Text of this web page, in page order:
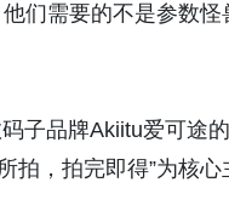
们需要的不是参数
子品牌Akiitu爱可途
拍，拍完即得”为核